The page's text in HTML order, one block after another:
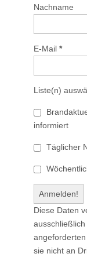
Nachname
E-Mail *
Liste(n)
informiert
Täglicher
Diese Daten
sie nicht an